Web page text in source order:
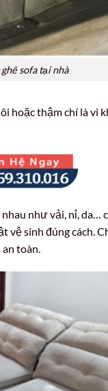
sofa tại nhà
hoặc thậm chí là
như vải, nỉ,
sinh đúng cách.
an toàn.